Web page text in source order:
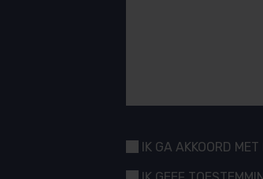
GEEN
IK GA AKKOORD